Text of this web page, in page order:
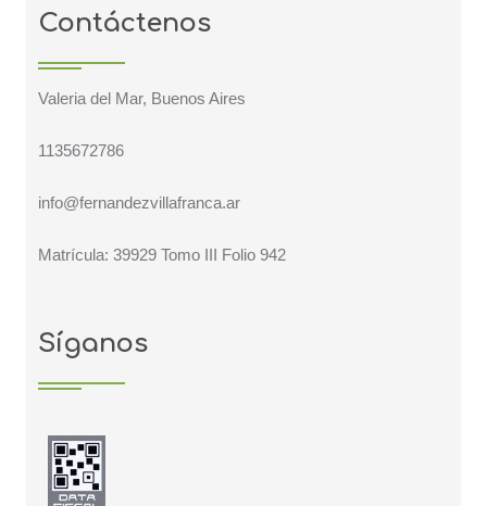
Contáctenos
Valeria del Mar, Buenos Aires
1135672786
info@fernandezvillafranca.ar
Matrícula: 39929 Tomo III Folio 942
Síganos